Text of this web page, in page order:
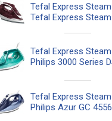
Philips Azur GC 4556